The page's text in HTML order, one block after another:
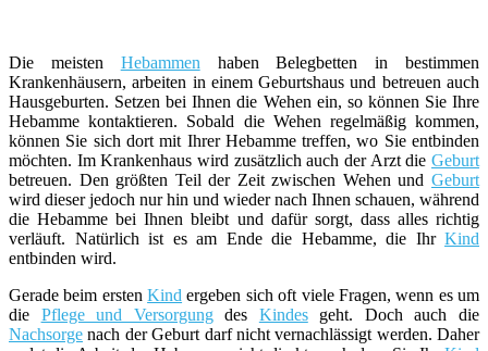
Die meisten Hebammen haben Belegbetten in bestimmen
Krankenhäusern, arbeiten in einem Geburtshaus und betreuen auch
Hausgeburten. Setzen bei Ihnen die Wehen ein, so können Sie Ihre
Hebamme kontaktieren. Sobald die Wehen regelmäßig kommen,
können Sie sich dort mit Ihrer Hebamme treffen, wo Sie entbinden
möchten. Im Krankenhaus wird zusätzlich auch der Arzt die Geburt
betreuen. Den größten Teil der Zeit zwischen Wehen und Geburt
wird dieser jedoch nur hin und wieder nach Ihnen schauen, während
die Hebamme bei Ihnen bleibt und dafür sorgt, dass alles richtig
verläuft. Natürlich ist es am Ende die Hebamme, die Ihr Kind
entbinden wird.
Gerade beim erstenKind ergeben sich oft viele Fragen, wenn es um
die Pflege und Versorgungdes Kindesgeht. Doch auch die
Nachsorge nach der Geburt darf nicht vernachlässigt werden. Daher